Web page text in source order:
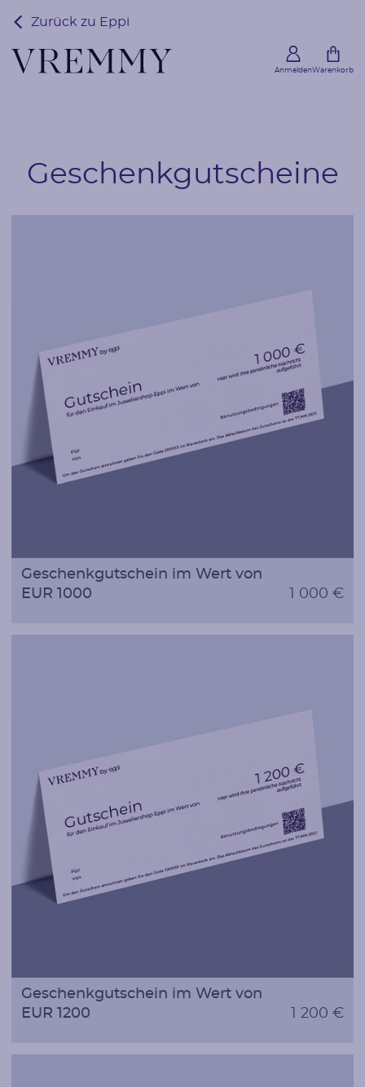
Zurück zu Eppi
AnmeldenWarenkorb
Geschenkgutscheine
Geschenkgutschein im Wert von
EUR 1000
1 000 €
Geschenkgutschein im Wert von
EUR 1200
1 200 €